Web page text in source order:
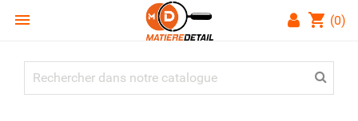
 shopping_cart (0)